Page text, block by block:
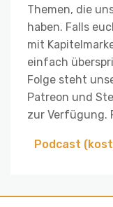
Themen, die
haben. Falls
mit
einfach
Folge steht
Patreon und
zur Verfügung.
Podcast